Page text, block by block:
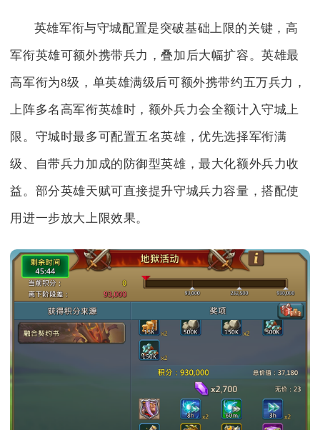
英雄军衔与守城配置是突破基础上限的关键，高
军衔英雄可额外携带兵力，叠加后大幅扩容。英雄最
高军衔为8级，单英雄满级后可额外携带约五万兵力，
上阵多名高军衔英雄时，额外兵力会全额计入守城上
限。守城时最多可配置五名英雄，优先选择军衔满
级、自带兵力加成的防御型英雄，最大化额外兵力收
益。部分英雄天赋可直接提升守城兵力容量，搭配使
用进一步放大上限效果。